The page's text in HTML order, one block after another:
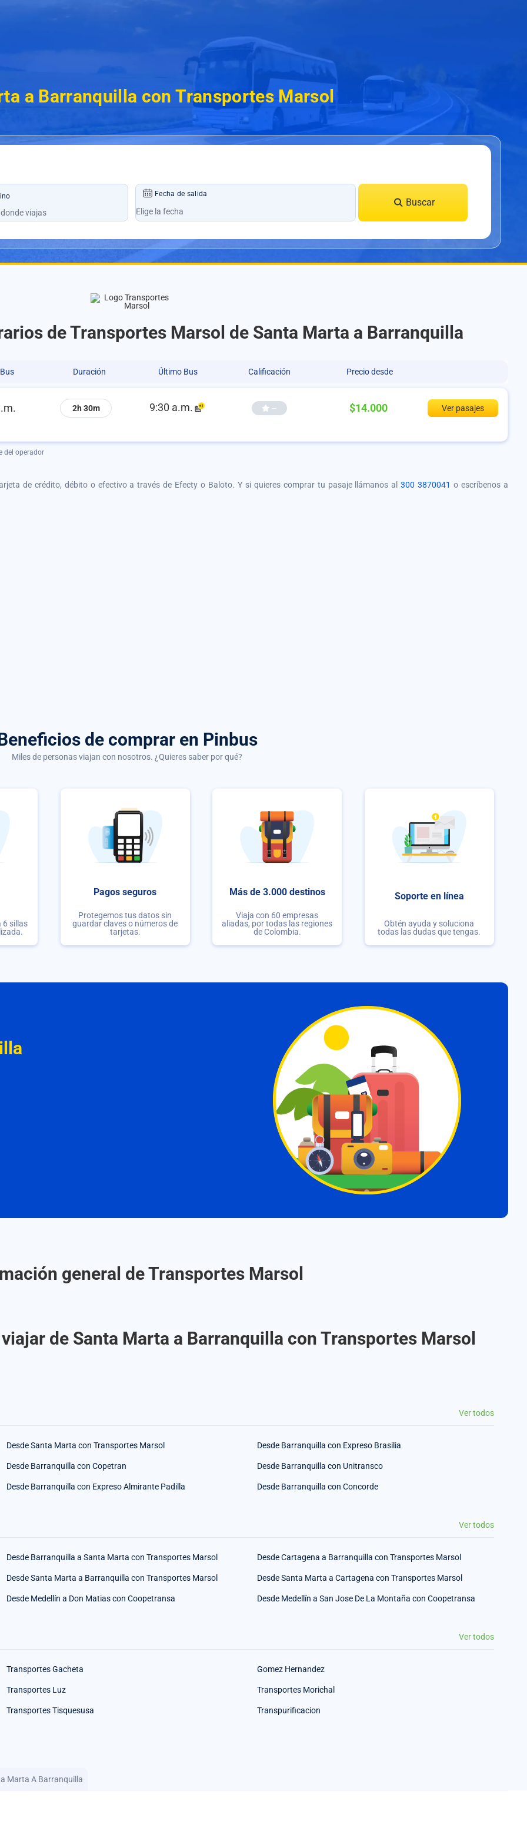
a Barranquilla con Transportes Marsol
Fecha de salida
Buscar
de Transportes Marsol de Santa Marta a Barranquilla
Duración Último Bus Calificación Precio desde
2h 30m 9:30 a.m. -- $14.000 Ver pasajes
del operador
de crédito, débito o efectivo a través de Efecty o Baloto. Y si quieres comprar tu pasaje llámanos al300 3870041 o escríbenos a
de comprar en Pinbus
Miles de personas viajan con nosotros. ¿Quieres saber por qué?
6 sillas
Pagos seguros
Protegemos tus datos sin
guardar claves o números de
tarjetas.
Más de 3.000 destinos
Viaja con 60 empresas
aliadas, por todas las regiones
de Colombia.
Soporte en línea
Obtén ayuda y soluciona
todas las dudas que tengas.
general de Transportes Marsol
de Santa Marta a Barranquilla con Transportes Marsol
Ver todos
Desde Santa Marta con Transportes Marsol Desde Barranquilla con Expreso Brasilia
Desde Barranquilla con Copetran Desde Barranquilla con Unitransco
Desde Barranquilla con Expreso Almirante Padilla Desde Barranquilla con Concorde
Ver todos
Desde Barranquilla a Santa Marta con Transportes Marsol Desde Cartagena a Barranquilla con Transportes Marsol
Desde Santa Marta a Barranquilla con Transportes Marsol Desde Santa Marta a Cartagena con Transportes Marsol
Desde Medellín a Don Matias con Coopetransa Desde Medellín a San Jose De La Montaña con Coopetransa
Ver todos
Transportes Gacheta Gomez Hernandez
Transportes Luz Transportes Morichal
Transportes Tisquesusa Transpurificacion
Marta A Barranquilla